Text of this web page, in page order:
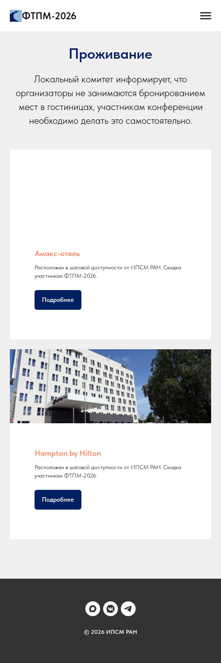
ФТПМ-2026
Проживание
Локальный комитет информирует, что
организаторы не занимаются бронированием
мест в гостиницах, участникам конференции
необходимо делать это самостоятельно.
Амакс-отель
Расположен в шаговой доступности от ИПСМ РАН. Скидка
участникам ФТПМ-2026.
Подробнее
Hampton by Hilton
Расположен в шаговой доступности от ИПСМ РАН. Скидка
участникам ФТПМ-2026.
Подробнее
© 2026 ИПСМ РАН